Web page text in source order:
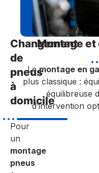
Changement
de
pneus
à
domicile
Pour
un
montage
pneus
Montage et
Lemontage en
plus classique :
équilibreuse
d’intervention